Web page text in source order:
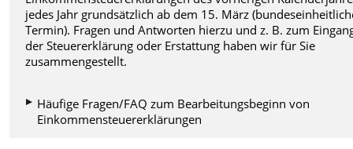
jedes Jahr grundsätzlich ab dem 15. März
Termin). Fragen und Antworten hierzu und z. B. zum
der Steuererklärung oder Erstattung haben wir für Sie
zusammengestellt.
Häufige Fragen/FAQ zum Bearbeitungsbeginn von
Einkommensteuererklärungen